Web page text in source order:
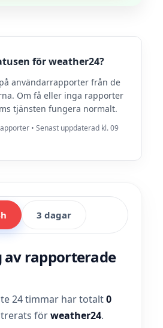
för weather24?
användarrapporter från de
Om få eller inga rapporter
tjänsten fungera normalt.
• Senast uppdaterad kl. 09
3 dagar
av rapporterade
24 timmar har totalt0
förweather24.